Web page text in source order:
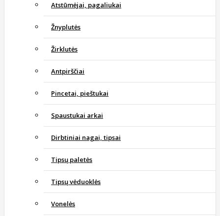
Atstūmėjai, pagaliukai
Žnyplutės
Žirklutės
Antpirščiai
Pincetai, pieštukai
Spaustukai arkai
Dirbtiniai nagai, tipsai
Tipsų paletės
Tipsų vėduoklės
Vonelės